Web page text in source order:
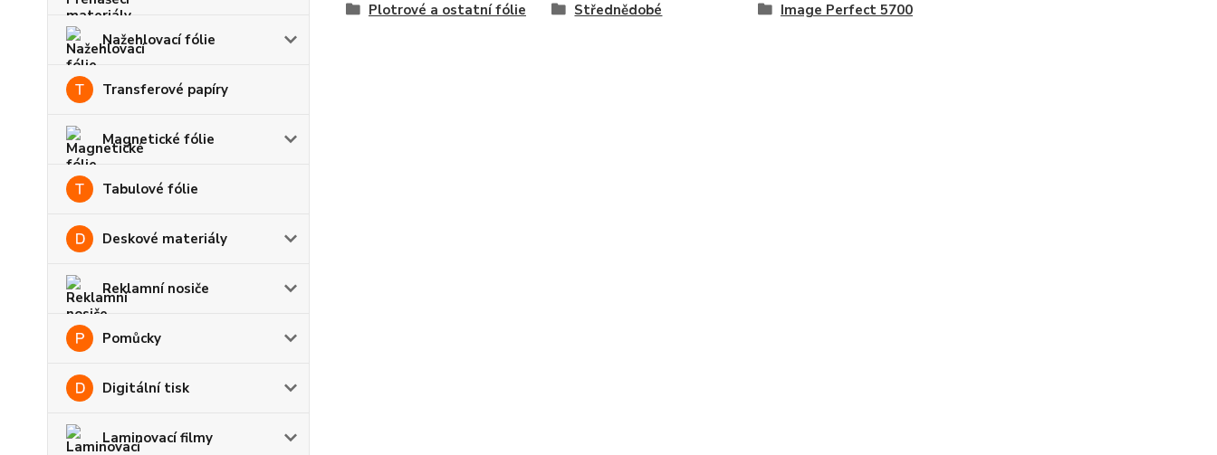
Nažehlovací fólie
Transferové papíry
Magnetické fólie
Tabulové fólie
Deskové materiály
Reklamní nosiče
Pomůcky
Digitální tisk
Laminovací filmy
Plotrové a ostatní fólie Střednědobé Image Perfect 5700